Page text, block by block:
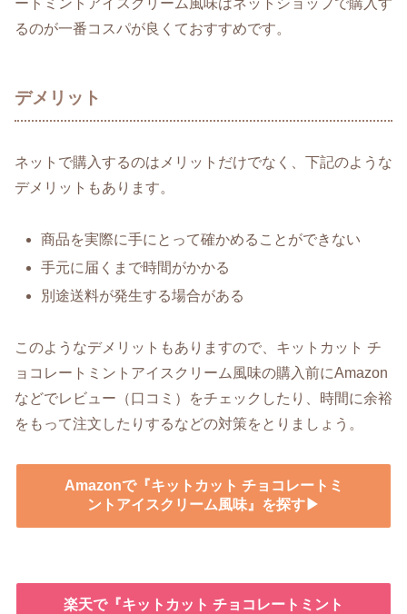
ートミントアイスクリーム風味はネットショップで購入す
るのが一番コスパが良くておすすめです。
デメリット
ネットで購入するのはメリットだけでなく、下記のような
デメリットもあります。
商品を実際に手にとって確かめることができない
手元に届くまで時間がかかる
別途送料が発生する場合がある
このようなデメリットもありますので、キットカット チ
ョコレートミントアイスクリーム風味の購入前にAmazon
などでレビュー（口コミ）をチェックしたり、時間に余裕
をもって注文したりするなどの対策をとりましょう。
Amazonで『キットカット チョコレートミ
ントアイスクリーム風味』を探す▶
楽天で『キットカット チョコレートミント